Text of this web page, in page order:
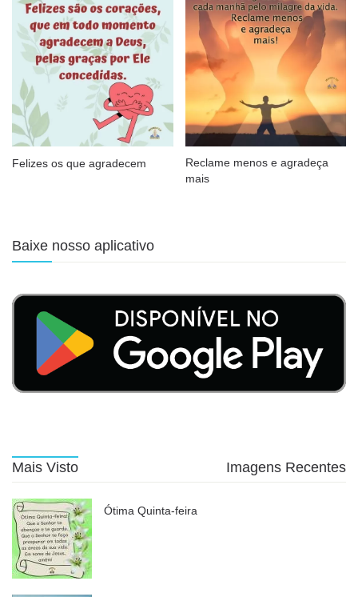
Felizes os que agradecem
Reclame menos e agradeça
mais
Baixe nosso aplicativo
Mais Visto Imagens Recentes
Ótima Quinta-feira